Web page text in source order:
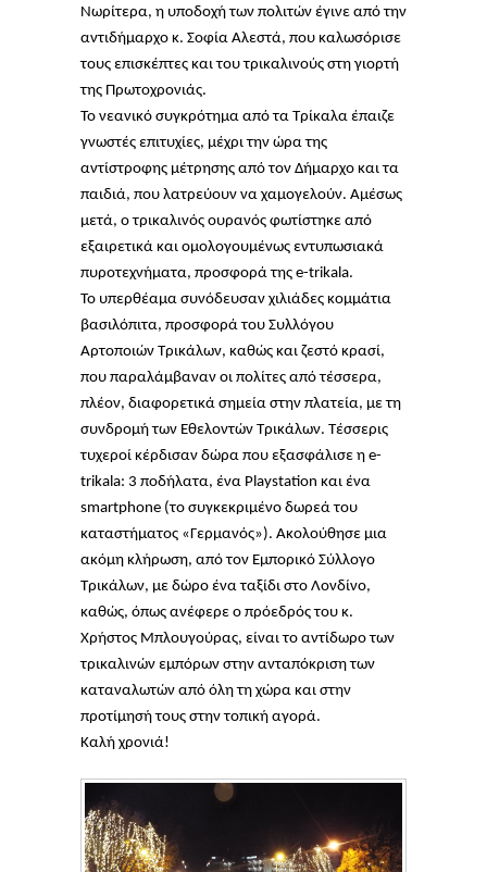
Νωρίτερα, η υποδοχή των πολιτών έγινε από την
αντιδήμαρχο κ. Σοφία Αλεστά, που καλωσόρισε
τους επισκέπτες και του τρικαλινούς στη γιορτή
της Πρωτοχρονιάς.
Το νεανικό συγκρότημα από τα Τρίκαλα έπαιζε
γνωστές επιτυχίες, μέχρι την ώρα της
αντίστροφης μέτρησης από τον Δήμαρχο και τα
παιδιά, που λατρεύουν να χαμογελούν. Αμέσως
μετά, ο τρικαλινός ουρανός φωτίστηκε από
εξαιρετικά και ομολογουμένως εντυπωσιακά
πυροτεχνήματα, προσφορά της e-trikala.
Το υπερθέαμα συνόδευσαν χιλιάδες κομμάτια
βασιλόπιτα, προσφορά του Συλλόγου
Αρτοποιών Τρικάλων, καθώς και ζεστό κρασί,
που παραλάμβαναν οι πολίτες από τέσσερα,
πλέον, διαφορετικά σημεία στην πλατεία, με τη
συνδρομή των Εθελοντών Τρικάλων. Τέσσερις
τυχεροί κέρδισαν δώρα που εξασφάλισε η e-
trikala: 3 ποδήλατα, ένα Playstation και ένα
smartphone (το συγκεκριμένο δωρεά του
καταστήματος «Γερμανός»). Ακολούθησε μια
ακόμη κλήρωση, από τον Εμπορικό Σύλλογο
Τρικάλων, με δώρο ένα ταξίδι στο Λονδίνο,
καθώς, όπως ανέφερε ο πρόεδρός του κ.
Χρήστος Μπλουγούρας, είναι το αντίδωρο των
τρικαλινών εμπόρων στην ανταπόκριση των
καταναλωτών από όλη τη χώρα και στην
προτίμησή τους στην τοπική αγορά.
Καλή χρονιά!